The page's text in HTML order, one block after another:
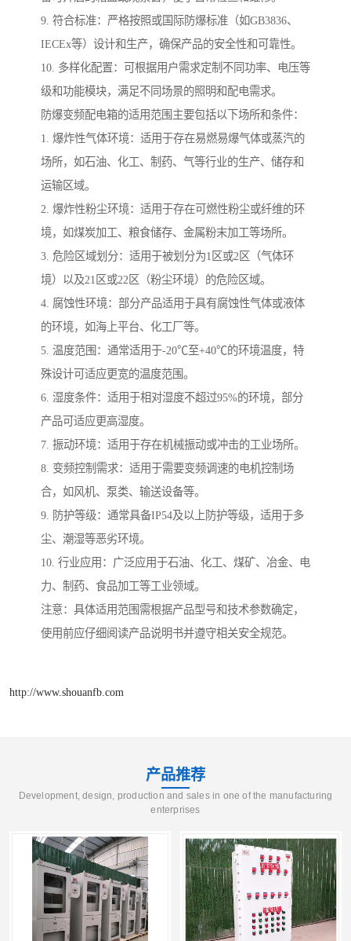
9. 符合标准：严格按照或国际防爆标准（如GB3836、
IECEx等）设计和生产，确保产品的安全性和可靠性。
10. 多样化配置：可根据用户需求定制不同功率、电压等
级和功能模块，满足不同场景的照明和配电需求。
防爆变频配电箱的适用范围主要包括以下场所和条件：
1. 爆炸性气体环境：适用于存在易燃易爆气体或蒸汽的
场所，如石油、化工、制药、气等行业的生产、储存和
运输区域。
2. 爆炸性粉尘环境：适用于存在可燃性粉尘或纤维的环
境，如煤炭加工、粮食储存、金属粉末加工等场所。
3. 危险区域划分：适用于被划分为1区或2区（气体环
境）以及21区或22区（粉尘环境）的危险区域。
4. 腐蚀性环境：部分产品适用于具有腐蚀性气体或液体
的环境，如海上平台、化工厂等。
5. 温度范围：通常适用于-20℃至+40℃的环境温度，特
殊设计可适应更宽的温度范围。
6. 湿度条件：适用于相对湿度不超过95%的环境，部分
产品可适应更高湿度。
7. 振动环境：适用于存在机械振动或冲击的工业场所。
8. 变频控制需求：适用于需要变频调速的电机控制场
合，如风机、泵类、输送设备等。
9. 防护等级：通常具备IP54及以上防护等级，适用于多
尘、潮湿等恶劣环境。
10. 行业应用：广泛应用于石油、化工、煤矿、冶金、电
力、制药、食品加工等工业领域。
注意：具体适用范围需根据产品型号和技术参数确定，
使用前应仔细阅读产品说明书并遵守相关安全规范。
http://www.shouanfb.com
产品推荐
Development, design, production and sales in one of the manufacturing
enterprises